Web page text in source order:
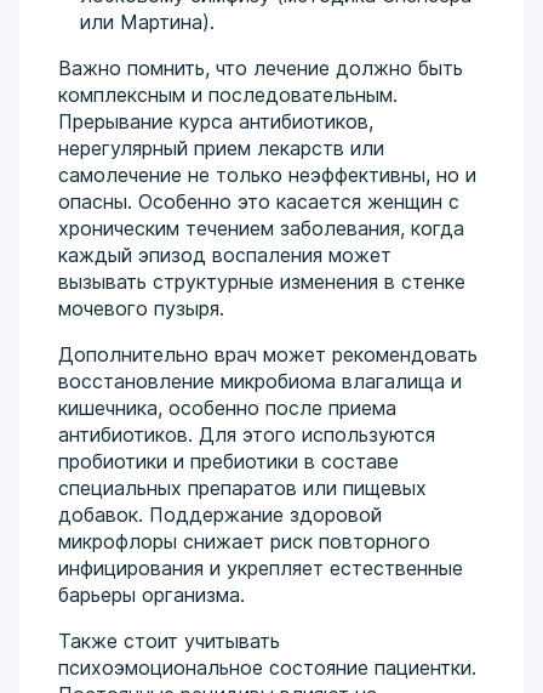
или Мартина).
Важно помнить, что лечение должно быть
комплексным и последовательным.
Прерывание курса антибиотиков,
нерегулярный прием лекарств или
самолечение не только неэффективны, но и
опасны. Особенно это касается женщин с
хроническим течением заболевания, когда
каждый эпизод воспаления может
вызывать структурные изменения в стенке
мочевого пузыря.
Дополнительно врач может рекомендовать
восстановление микробиома влагалища и
кишечника, особенно после приема
антибиотиков. Для этого используются
пробиотики и пребиотики в составе
специальных препаратов или пищевых
добавок. Поддержание здоровой
микрофлоры снижает риск повторного
инфицирования и укрепляет естественные
барьеры организма.
Также стоит учитывать
психоэмоциональное состояние пациентки.